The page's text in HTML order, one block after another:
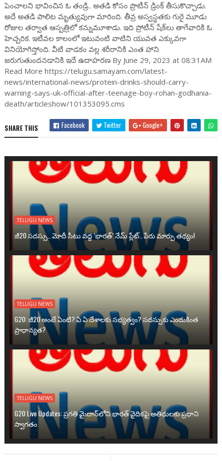
పెంచాలని భావించిన ఓ తండ్రి.. అతడి కోసం ప్రొటీన్ డ్రింక్ తీసుకొచ్చాడు.
అదే అతడి పాలిట మృత్యువుగా మారింది. తీవ్ర అస్వస్థతకు గురై మూడు
రోజుల తర్వాత ఆస్పత్రిలో కన్నుమూశాడు. ఇది ప్రోటీన్ షేక్‌లు తాగేవారికి ఓ
హెచ్చరిక. ఇటీవల కాలంలో ఇటువంటి వాటిని యువత ఎక్కువగా
వినియోగిస్తోంది. వీటి వాడకం వల్ల శరీరానికి ఎంత హాని
జరుగుతుందనడానికి ఇదే ఉదాహరణ By June 29, 2023 at 08:31AM
Read More https://telugu.samayam.com/latest-
news/international-news/protein-drinks-should-carry-
warning-says-uk-official-after-teenage-boy-rohan-godhania-
death/articleshow/101353095.cms
SHARE THIS Facebook Twitter Google+
TELUGU NEWS
జీ20 సదస్సు.. మోదీ సీటు వద్ద ‘భారత్’ నేమ్ ప్లేట్‌.. పేరు మార్పు తథ్యం!
TELUGU NEWS
G20: జీ20 అంటే ఏంటి? ఏ ఏ దేశాలకు సభ్యత్వం? సదస్సుకు ఎందుకింత
ప్రాధాన్యత?
TELUGU NEWS
G20 Live Updates: ప్రగతి మైదాన్‌లోని భారత్ వైదికపై అతిథులకు ప్రధాని
స్వాగతం